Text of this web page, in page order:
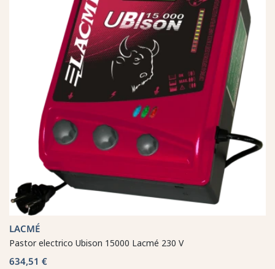
LACMÉ
Pastor electrico Ubison 15000 Lacmé 230 V
634,51 €